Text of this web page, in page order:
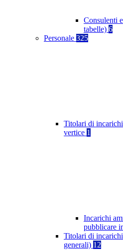
Consulenti
tabelle) 6
Personale 325
Titolari di
vertice 1
Incarichi
pubblicare
Titolari di
generali) 12